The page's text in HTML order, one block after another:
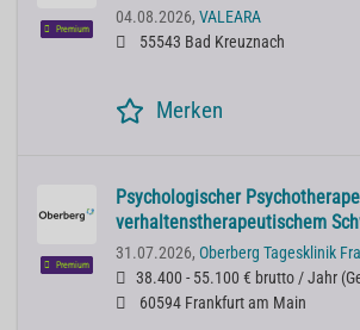
Premium
04.08.2026, VALEARA
55543 Bad Kreuznach
Merken
Premium
Psychologischer
verhaltenstherapeutischem
31.07.2026, Oberberg Tagesklinik
38.400 - 55.100 € brutto / Jahr (
60594 Frankfurt am Main